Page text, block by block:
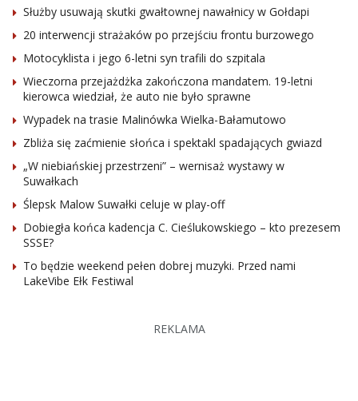
Służby usuwają skutki gwałtownej nawałnicy w Gołdapi
20 interwencji strażaków po przejściu frontu burzowego
Motocyklista i jego 6-letni syn trafili do szpitala
Wieczorna przejażdżka zakończona mandatem. 19-letni
kierowca wiedział, że auto nie było sprawne
Wypadek na trasie Malinówka Wielka-Bałamutowo
Zbliża się zaćmienie słońca i spektakl spadających gwiazd
„W niebiańskiej przestrzeni” – wernisaż wystawy w
Suwałkach
Ślepsk Malow Suwałki celuje w play-off
Dobiegła końca kadencja C. Cieślukowskiego – kto prezesem
SSSE?
To będzie weekend pełen dobrej muzyki. Przed nami
LakeVibe Ełk Festiwal
REKLAMA